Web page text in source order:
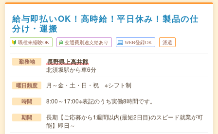
給与即払いOK！高時給！平日休み！製品の仕
分け・運搬
職種未経験OK 交通費別途支給あり WEB登録OK 派遣
勤務地 長野県上高井郡
北須坂駅から車6分
曜日頻度 月～金・土・日・祝 ※シフト制
時間 8:00～17:00※表記のうち実働8時間です。
期間
長期【ご応募から1週間以内(最短2日目)のスピード就業が可
能】即日～